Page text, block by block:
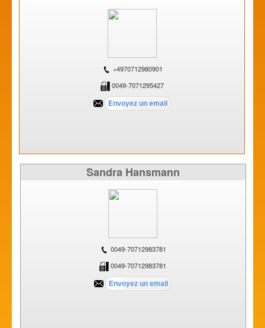
+4970712980901
0049-7071295427
Sandra Hansmann
0049-70712983781
0049-70712983781